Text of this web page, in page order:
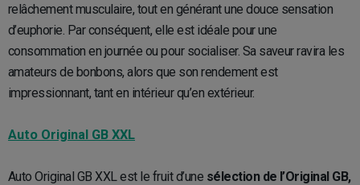
relâchement musculaire, tout en générant une douce sensation
d’euphorie. Par conséquent, elle est idéale pour une
consommation en journée ou pour socialiser. Sa saveur ravira les
amateurs de bonbons, alors que son rendement est
impressionnant, tant en intérieur qu’en extérieur.
Auto Original GB XXL
Auto Original GB XXL est le fruit d’une sélection de l’Original GB,